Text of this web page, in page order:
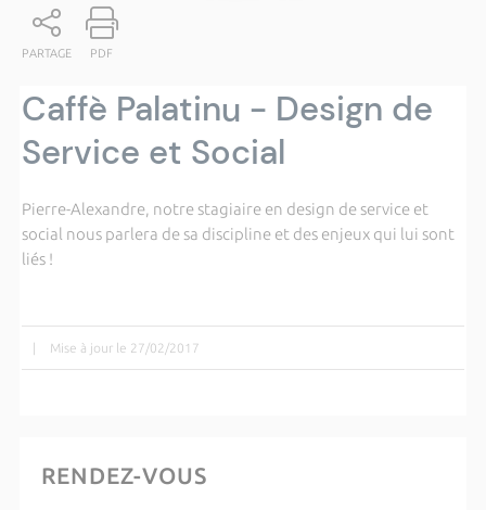
PARTAGE PDF
Caffè Palatinu - Design de
Service et Social
Pierre-Alexandre, notre stagiaire en design de service et
social nous parlera de sa discipline et des enjeux qui lui sont
liés !
| Mise à jour le 27/02/2017
RENDEZ-VOUS